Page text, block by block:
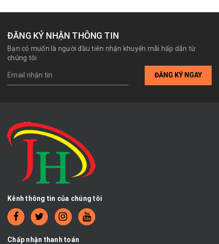
ĐĂNG KÝ NHẬN THÔNG TIN
Bạn có muốn là người đầu tiên nhận khuyến mãi hấp dẫn từ
chúng tôi
ĐĂNG KÝ NGAY
Kênh thông tin của chúng tôi
Chấp nhận thanh toán